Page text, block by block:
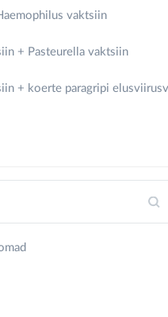
vaktsiin
+ Pasteurella vaktsiin
+ koerte paragripi